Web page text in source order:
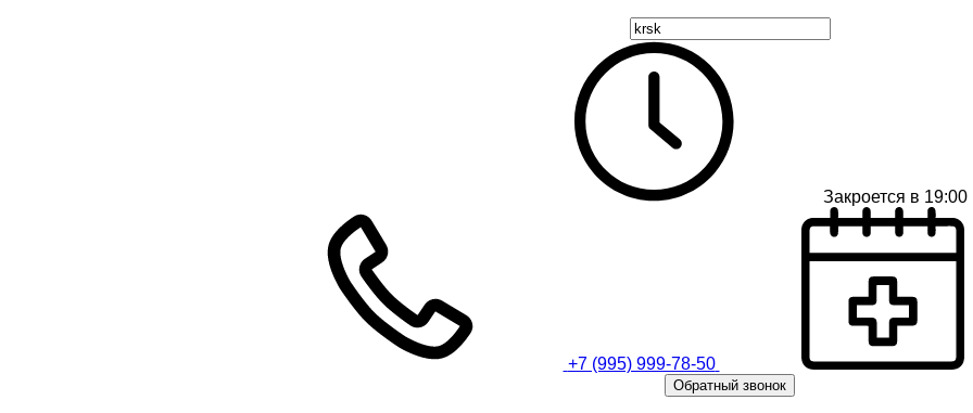
Закроется в 19:00
+7 (995) 999-78-50
Обратный звонок